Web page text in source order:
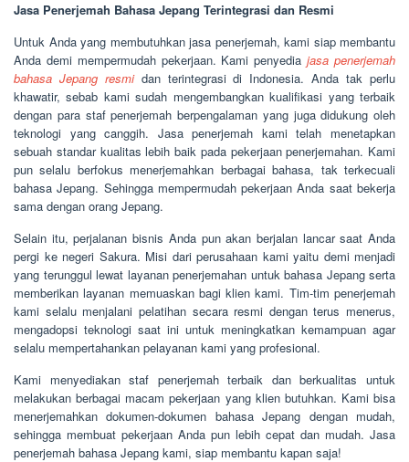
Jasa Penerjemah Bahasa Jepang Terintegrasi dan Resmi
Untuk Anda yang membutuhkan jasa penerjemah, kami siap membantu
Anda demi mempermudah pekerjaan. Kami penyediajasa penerjemah
bahasa Jepang resmidan terintegrasi di Indonesia. Anda tak perlu
khawatir, sebab kami sudah mengembangkan kualifikasi yang terbaik
dengan para staf penerjemah berpengalaman yang juga didukung oleh
teknologi yang canggih. Jasa penerjemah kami telah menetapkan
sebuah standar kualitas lebih baik pada pekerjaan penerjemahan. Kami
pun selalu berfokus menerjemahkan berbagai bahasa, tak terkecuali
bahasa Jepang. Sehingga mempermudah pekerjaan Anda saat bekerja
sama dengan orang Jepang.
Selain itu, perjalanan bisnis Anda pun akan berjalan lancar saat Anda
pergi ke negeri Sakura. Misi dari perusahaan kami yaitu demi menjadi
yang terunggul lewat layanan penerjemahan untuk bahasa Jepang serta
memberikan layanan memuaskan bagi klien kami. Tim-tim penerjemah
kami selalu menjalani pelatihan secara resmi dengan terus menerus,
mengadopsi teknologi saat ini untuk meningkatkan kemampuan agar
selalu mempertahankan pelayanan kami yang profesional.
Kami menyediakan staf penerjemah terbaik dan berkualitas untuk
melakukan berbagai macam pekerjaan yang klien butuhkan. Kami bisa
menerjemahkan dokumen-dokumen bahasa Jepang dengan mudah,
sehingga membuat pekerjaan Anda pun lebih cepat dan mudah. Jasa
penerjemah bahasa Jepang kami, siap membantu kapan saja!